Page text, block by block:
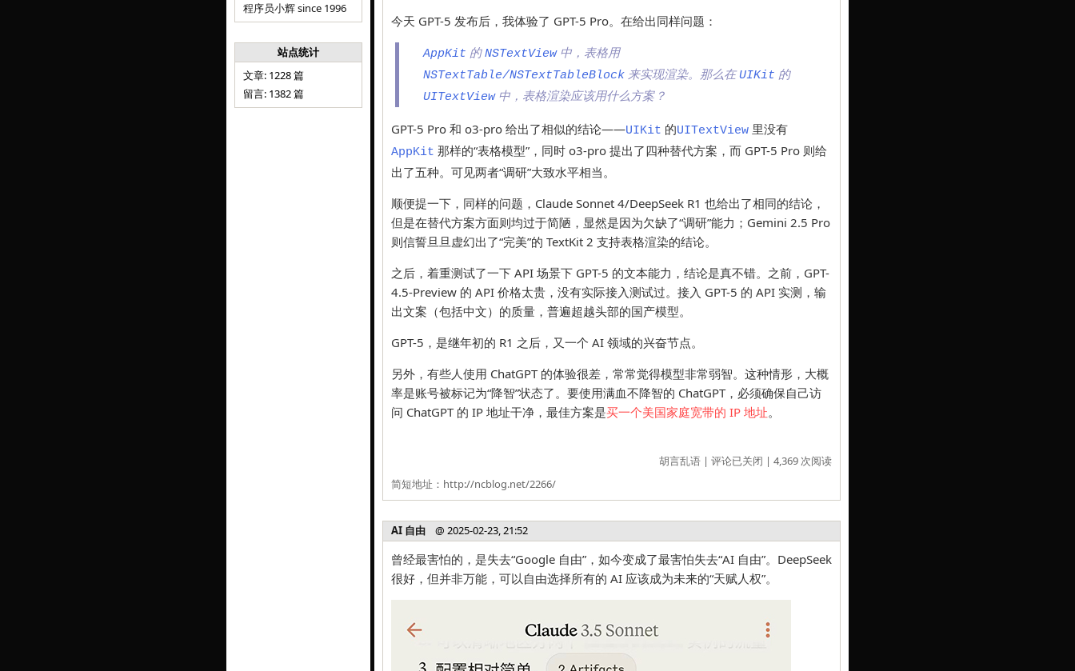
程序员小辉 since 1996
站点统计
文章: 1228 篇
留言: 1382 篇
今天 GPT-5 发布后，我体验了 GPT-5 Pro。在给出同样问题：
AppKit 的NSTextView中，表格用
NSTextTable/NSTextTableBlock 来实现渲染。那么在UIKit 的
UITextView中，表格渲染应该用什么方案？
GPT-5 Pro 和 o3-pro 给出了相似的结论——UIKit 的UITextView 里没有
AppKit 那样的“表格模型”，同时 o3-pro 提出了四种替代方案，而 GPT-5 Pro 则给
出了五种。可见两者“调研”大致水平相当。
顺便提一下，同样的问题，Claude Sonnet 4/DeepSeek R1 也给出了相同的结论，
但是在替代方案方面则均过于简陋，显然是因为欠缺了“调研”能力；Gemini 2.5 Pro
则信誓旦旦虚幻出了“完美”的 TextKit 2 支持表格渲染的结论。
之后，着重测试了一下 API 场景下 GPT-5 的文本能力，结论是真不错。之前，GPT-
4.5-Preview 的 API 价格太贵，没有实际接入测试过。接入 GPT-5 的 API 实测，输
出文案（包括中文）的质量，普遍超越头部的国产模型。
GPT-5，是继年初的 R1 之后，又一个 AI 领域的兴奋节点。
另外，有些人使用 ChatGPT 的体验很差，常常觉得模型非常弱智。这种情形，大概
率是账号被标记为“降智”状态了。要使用满血不降智的 ChatGPT，必须确保自己访
问 ChatGPT 的 IP 地址干净，最佳方案是买一个美国家庭宽带的 IP 地址。
胡言乱语 | 评论已关闭 | 4,369 次阅读
简短地址： http://ncblog.net/2266/
AI 自由 @ 2025-02-23, 21:52
曾经最害怕的，是失去“Google 自由”，如今变成了最害怕失去“AI 自由”。DeepSeek
很好，但并非万能，可以自由选择所有的 AI 应该成为未来的“天赋人权”。